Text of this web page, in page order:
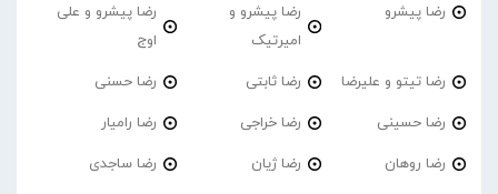
رضا پیشرو
رضا پیشرو و
امیرتیک
رضا پیشرو و علی
اوج
رضا تیتو و علیرضا رضا ثابتی رضا حسنی
رضا حسینی رضا خراجی رضا رامیار
رضا روهان رضا ژیان رضا ساجدی